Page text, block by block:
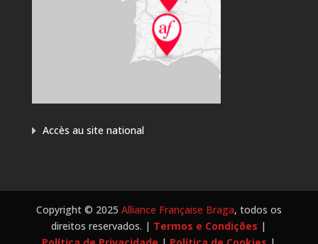
Accès au site national
Copyright © 2025 Alliance Française Braga, todos os
direitos reservados. | Termos e Condições |